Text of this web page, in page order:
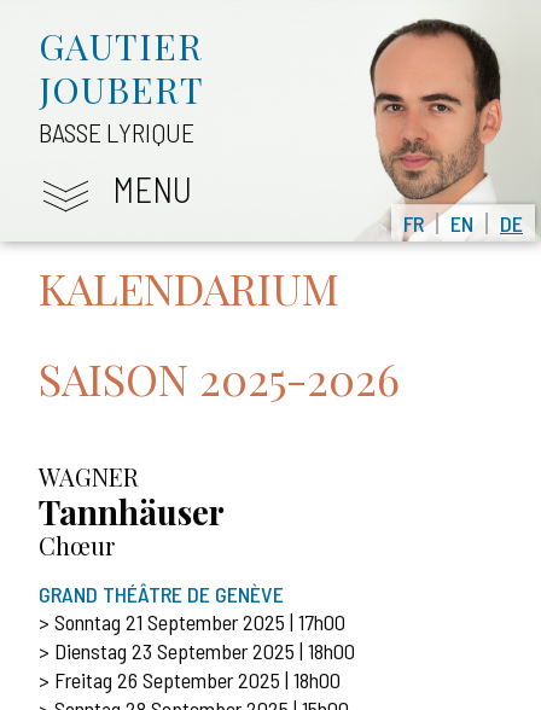
FR EN DE
GAUTIER
JOUBERT
BASSE LYRIQUE
MENU
KALENDARIUM
SAISON 2025-2026
WAGNER
Tannhäuser
Chœur
GRAND THÉÂTRE DE GENÈVE
> Sonntag 21 September 2025 | 17h00
> Dienstag 23 September 2025 | 18h00
> Freitag 26 September 2025 | 18h00